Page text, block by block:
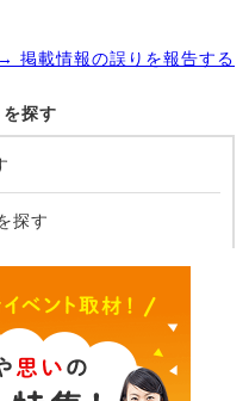
→ 掲載情報の誤りを報告する
探す
探す